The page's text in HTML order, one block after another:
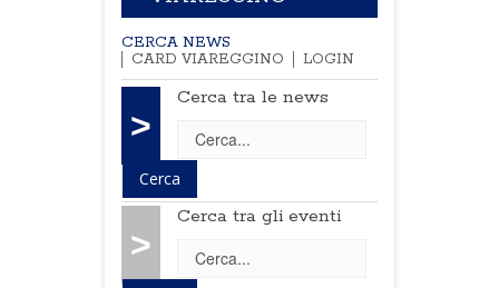
CERCA NEWS
CARD VIAREGGINO
LOGIN
>
Cerca tra le news
>
Cerca tra gli eventi